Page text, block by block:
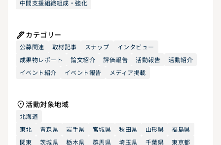
中間支援組織組成・強化
カテゴリー
公募関連 取材記事 スナップ
インタビュー
成果物レポート
論文紹介 評価報告 活動報告
活動紹介
イベント紹介
イベント報告 メディア掲載
活動対象地域
北海道
東北
青森県 岩手県 宮城県 秋田県 山形県
福島県
関東
茨城県 栃木県 群馬県 埼玉県 千葉県
東京都